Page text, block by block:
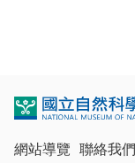
網站導覽 聯絡我們